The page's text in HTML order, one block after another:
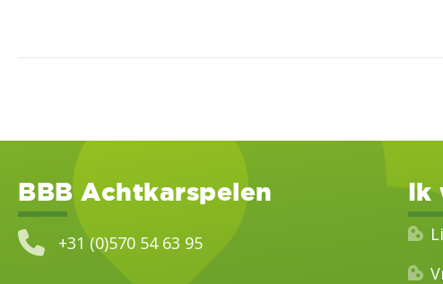
BBB Achtkarspelen
+31 (0)570 54 63 95
Ik